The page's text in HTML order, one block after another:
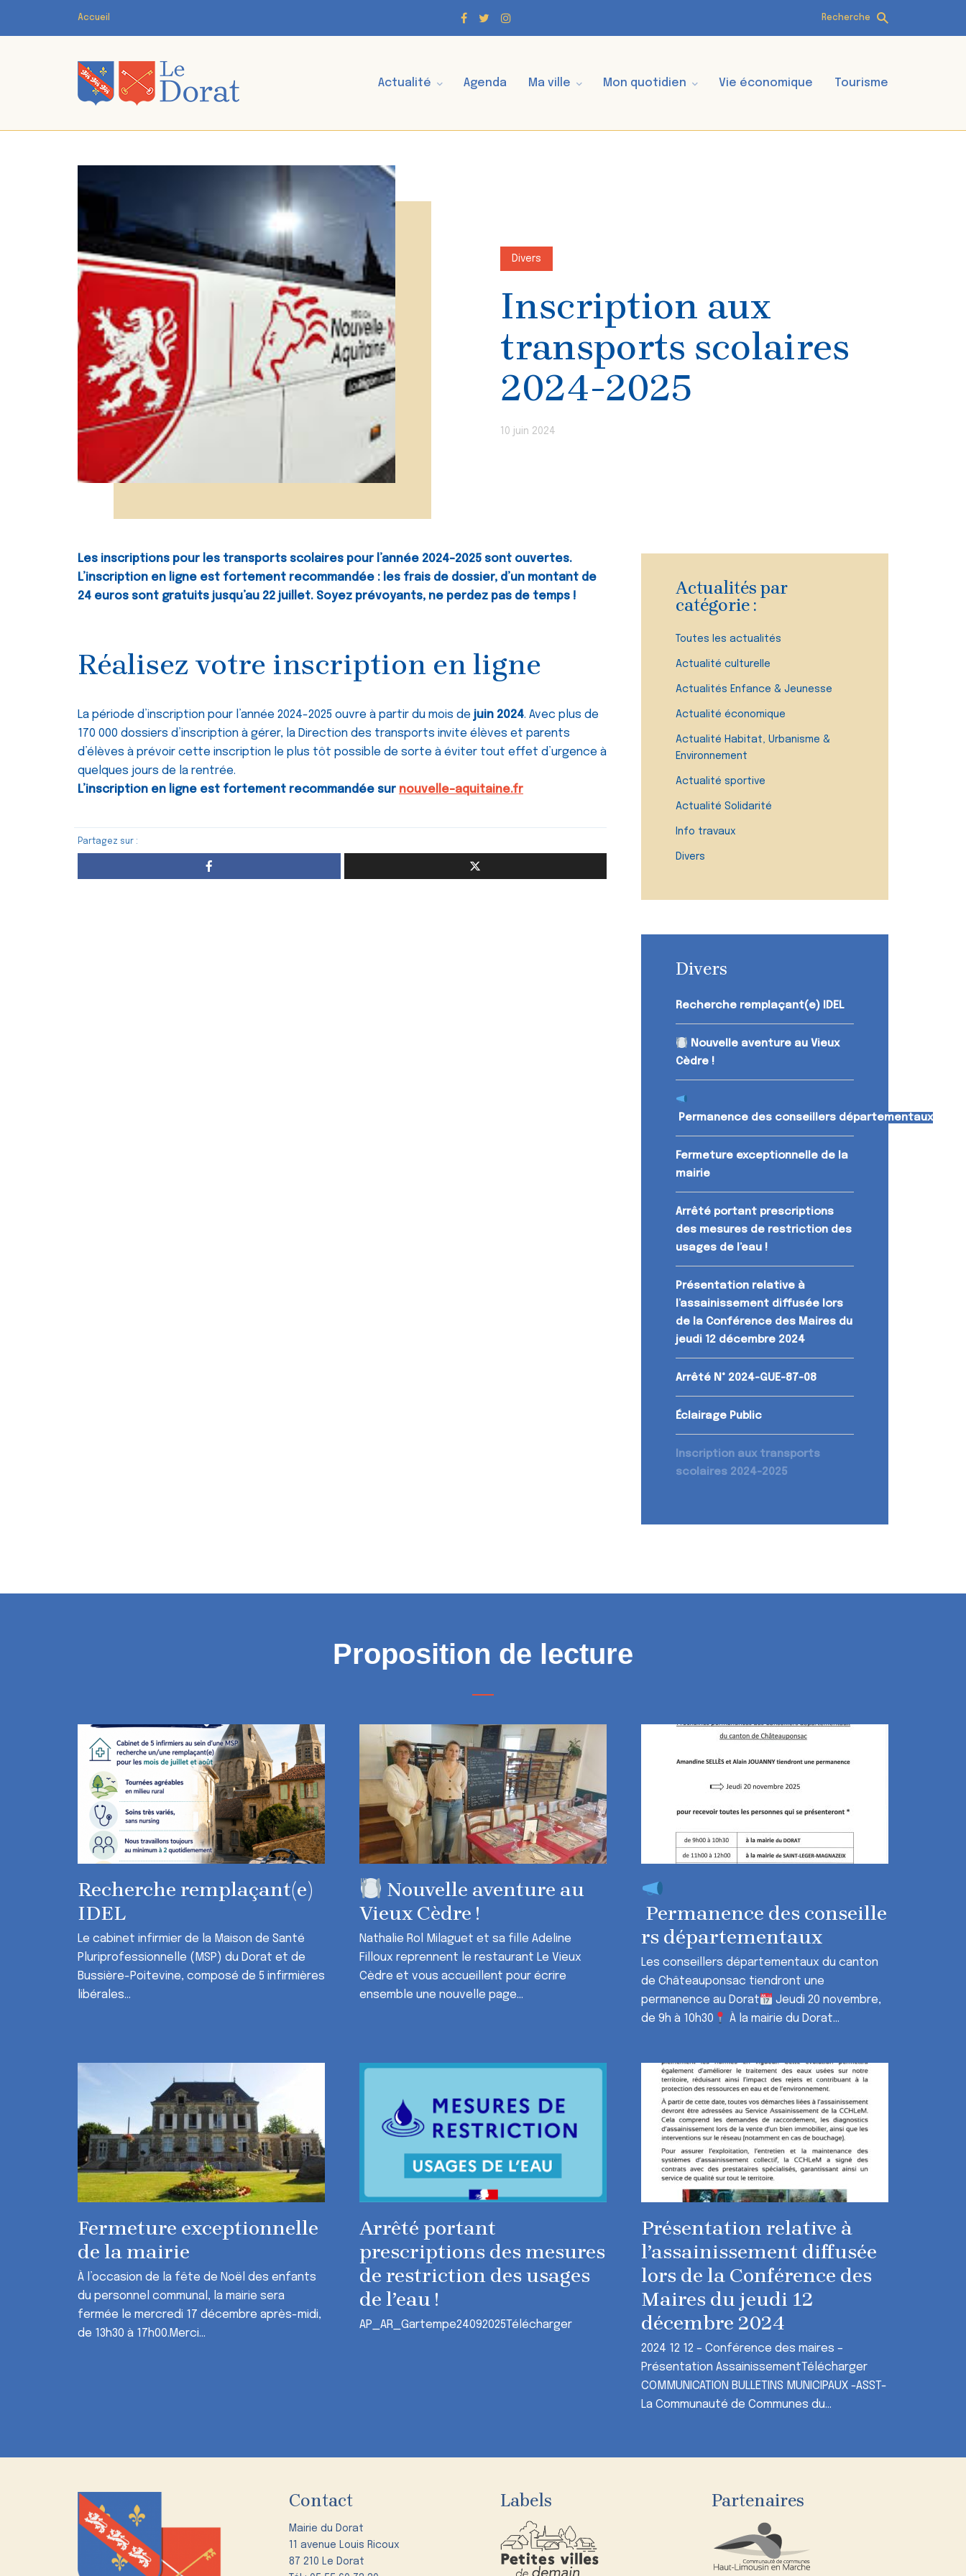
Accueil Recherche
Actualité Agenda Ma ville Mon quotidien Vie économique Tourisme
Divers
Inscription aux
transports scolaires
2024-2025
10 juin 2024
Les inscriptions pour les transports scolaires pour l’année 2024-2025 sont ouvertes.
L’inscription en ligne est fortement recommandée : les frais de dossier, d’un montant de
24 euros sont gratuits jusqu’au 22 juillet. Soyez prévoyants, ne perdez pas de temps !
Réalisez votre inscription en ligne
La période d’inscription pour l’année 2024-2025 ouvre à partir du mois de juin 2024. Avec plus de
170 000 dossiers d’inscription à gérer, la Direction des transports invite élèves et parents
d’élèves à prévoir cette inscription le plus tôt possible de sorte à éviter tout effet d’urgence à
quelques jours de la rentrée.
L’inscription en ligne est fortement recommandée sur nouvelle-aquitaine.fr
Partagez sur :
Actualités par
catégorie :
Toutes les actualités
Actualité culturelle
Actualités Enfance & Jeunesse
Actualité économique
Actualité Habitat, Urbanisme &
Environnement
Actualité sportive
Actualité Solidarité
Info travaux
Divers
Divers
Recherche remplaçant(e) IDEL
Nouvelle aventure au Vieux
Cèdre !
Permanence des conseillers départementaux
Fermeture exceptionnelle de la
mairie
Arrêté portant prescriptions
des mesures de restriction des
usages de l’eau !
Présentation relative à
l’assainissement diffusée lors
de la Conférence des Maires du
jeudi 12 décembre 2024
Arrêté N° 2024-GUE-87-08
Éclairage Public
Inscription aux transports
scolaires 2024-2025
Proposition de lecture
Recherche remplaçant(e)
IDEL
Le cabinet infirmier de la Maison de Santé
Pluriprofessionnelle (MSP) du Dorat et de
Bussière-Poitevine, composé de 5 infirmières
libérales...
Nouvelle aventure au
Vieux Cèdre !
Nathalie Rol Milaguet et sa fille Adeline
Filloux reprennent le restaurant Le Vieux
Cèdre et vous accueillent pour écrire
ensemble une nouvelle page...
Permanence des conseille
rs départementaux
Les conseillers départementaux du canton
de Châteauponsac tiendront une
permanence au Dorat
Jeudi 20 novembre,
de 9h à 10h30
À la mairie du Dorat...
Fermeture exceptionnelle
de la mairie
À l’occasion de la fête de Noël des enfants
du personnel communal, la mairie sera
fermée le mercredi 17 décembre après-midi,
de 13h30 à 17h00.Merci...
Arrêté portant
prescriptions des mesures
de restriction des usages
de l’eau !
AP_AR_Gartempe24092025Télécharger
Présentation relative à
l’assainissement diffusée
lors de la Conférence des
Maires du jeudi 12
décembre 2024
2024 12 12 – Conférence des maires –
Présentation AssainissementTélécharger
COMMUNICATION BULLETINS MUNICIPAUX -ASST-
La Communauté de Communes du...
Contact
Mairie du Dorat
11 avenue Louis Ricoux
87 210 Le Dorat
Labels Partenaires